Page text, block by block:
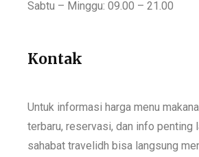
Sabtu – Minggu: 09.00 – 21.00
Kontak
Untuk informasi harga menu
terbaru, reservasi, dan info penting
sahabat travelidh bisa langsung